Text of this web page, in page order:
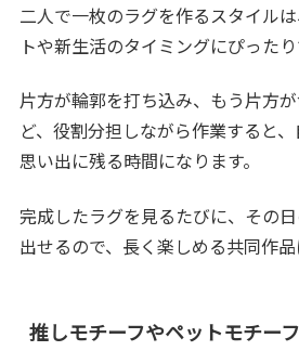
二人で一枚のラグを作るスタイル
トや新生活のタイミングにぴったり
片方が輪郭を打ち込み、もう片方
ど、役割分担しながら作業すると
思い出に残る時間になります。
完成したラグを見るたびに、その
出せるので、長く楽しめる共同作品
推しモチーフやペットモチーフ